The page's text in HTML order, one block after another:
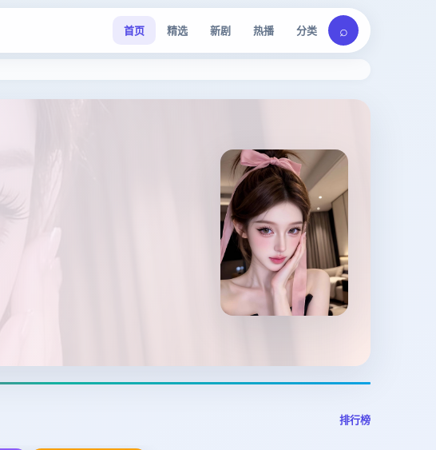
首页 精选 新剧 热播 分类 ⌕
排行榜